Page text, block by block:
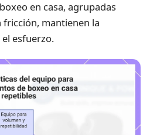
en casa, agrupadas
mantienen la
esfuerzo.